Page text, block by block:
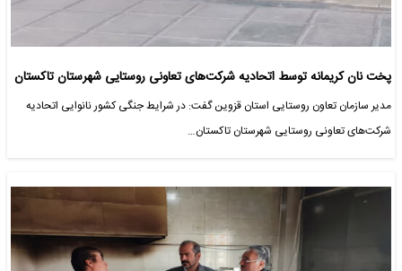
پخت نان کریمانه توسط اتحادیه شرکت‌های تعاونی روستایی شهرستان تاکستان
مدیر سازمان تعاون روستایی استان قزوین گفت: در شرایط جنگی کشور نانوایی اتحادیه
شرکت‌های تعاونی روستایی شهرستان تاکستان…